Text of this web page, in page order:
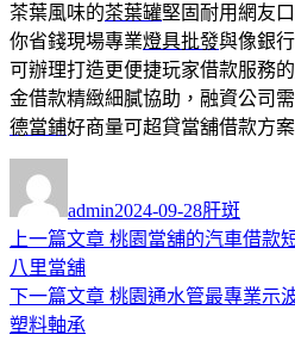
茶葉風味的茶葉罐堅固耐用網友
你省錢現場專業燈具批發與像銀
可辦理打造更便捷玩家借款服務的
金借款精緻細膩協助，融資公司
德當鋪好商量可超貸當舖借款方案
者
admin佈
日
2024-09-28類
肝斑
文
章
導
上一篇文章 上
篇
桃園當舖的汽車借款
八里當舖
下一篇文章 下
桃園通水管最專業示
塑料軸承